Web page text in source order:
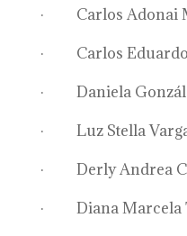
· Carlos Adonai
· Carlos Eduardo
· Daniela
· Luz Stella
· Derly Andrea
· Diana Marcela